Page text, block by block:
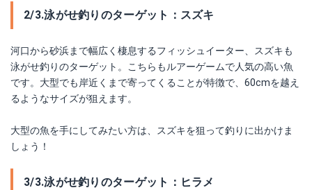
2/3.泳がせ釣りのターゲット：スズキ
河口から砂浜まで幅広く棲息するフィッシュイーター、スズキも
泳がせ釣りのターゲット。こちらもルアーゲームで人気の高い魚
です。大型でも岸近くまで寄ってくることが特徴で、60cmを越え
るようなサイズが狙えます。
大型の魚を手にしてみたい方は、スズキを狙って釣りに出かけま
しょう！
3/3.泳がせ釣りのターゲット：ヒラメ